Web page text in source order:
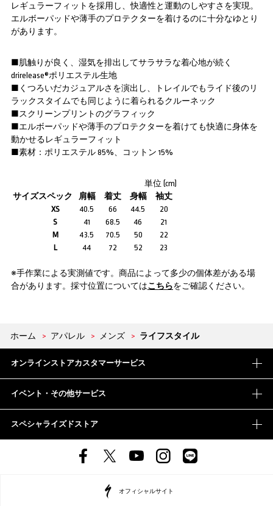
レギュラーフィットを採用し、快適性と運動のしやすさを実現。
エルボーパッドや薄手のプロテクターを着けるのに十分なゆとり
があります。
■肌触りが良く、湿気を排出してサラサラな着心地が続く
drirelease®ポリエステル生地
■くつろいだカジュアルさを演出し、トレイルでもライド後のリ
ラックスタイムでも同じように着られるクルーネック
■スクリーンプリントのグラフィック
■エルボーパッドや薄手のプロテクターを着けても快適に身体を
動かせるレギュラーフィット
■素材：ポリエステル 85%、コットン 15%
単位 (cm)
サイズスペック
肩幅 着丈 身幅
袖丈
XS
40.5 66 44.5
20
S
41 68.5 46
21
M
43.5 70.5 50
22
L
44 72 52 23
※手作業による実測値です。商品によって多少の個体差がある場
合があります。採寸位置についてはこちらをご確認ください。
ホーム > アパレル > メンズ > ライフスタイル
オンラインストアカスタマーサービス
イベント・その他サービス
スペシャライズドストア
オフィシャルサイト